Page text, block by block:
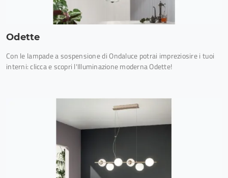
Odette
Con le lampade a sospensione di Ondaluce potrai impreziosire i tuoi
interni: clicca e scopri l'Illuminazione moderna Odette!